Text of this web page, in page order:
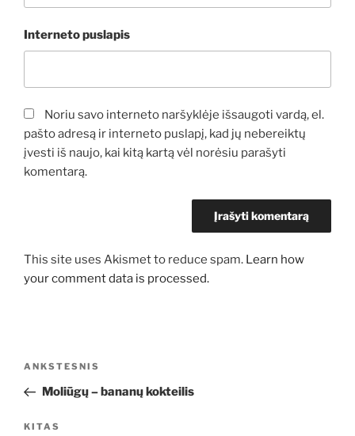
Interneto puslapis
Noriu savo interneto naršyklėje išsaugoti vardą, el.
pašto adresą ir interneto puslapį, kad jų nebereiktų
įvesti iš naujo, kai kitą kartą vėl norėsiu parašyti
komentarą.
This site uses Akismet to reduce spam. Learn how
your comment data is processed.
Navigacija
įrašų
Ankstesnis
įrašas
ANKSTESNIS
Moliūgų – bananų kokteilis
Kitas
KITAS